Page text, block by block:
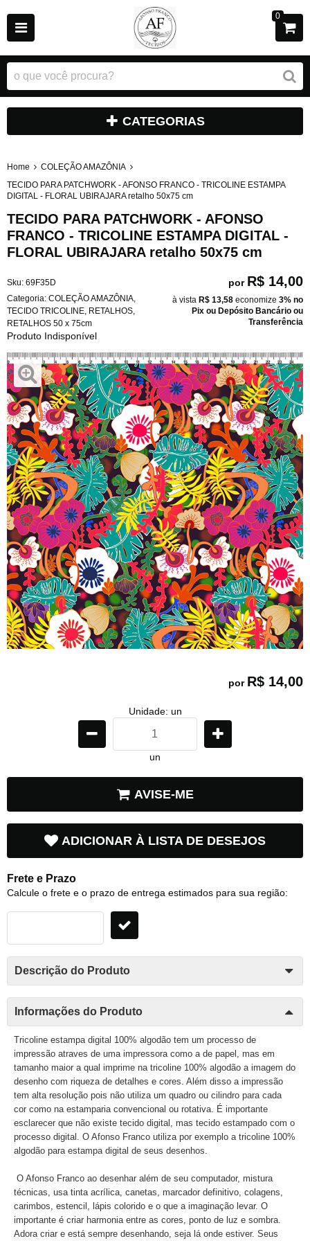
0
CATEGORIAS
Home
COLEÇÃO AMAZÔNIA
TECIDO PARA PATCHWORK - AFONSO FRANCO - TRICOLINE ESTAMPA
DIGITAL - FLORAL UBIRAJARA retalho 50x75 cm
TECIDO PARA PATCHWORK - AFONSO
FRANCO - TRICOLINE ESTAMPA DIGITAL -
FLORAL UBIRAJARA retalho 50x75 cm
Sku: 69F35D
Categoria: COLEÇÃO AMAZÔNIA
TECIDO TRICOLINE RETALHOS
RETALHOS 50 x 75cm
Produto Indisponível
por R$ 14,00
à vista R$ 13,58 economize 3% no
Pix ou Depósito Bancário ou
Transferência
por R$ 14,00
Unidade: un
un
AVISE-ME
ADICIONAR À LISTA DE DESEJOS
Frete e Prazo
Calcule o frete e o prazo de entrega estimados para sua região:
Descrição do Produto
Informações do Produto
Tricoline estampa digital 100% algodão tem um processo de
impressão atraves de uma impressora como a de papel, mas em
tamanho maior a qual imprime na tricoline 100% algodão a imagem do
desenho com riqueza de detalhes e cores. Além disso a impressão
tem alta resolução pois não utiliza um quadro ou cilindro para cada
cor como na estamparia convencional ou rotativa. É importante
esclarecer que não existe tecido digital, mas tecido estampado com o
processo digital. O Afonso Franco utiliza por exemplo a tricoline 100%
algodão para estampa digital de seus desenhos.
O Afonso Franco ao desenhar além de seu computador, mistura
técnicas, usa tinta acrílica, canetas, marcador definitivo, colagens,
carimbos, estencil, lápis colorido e o que a imaginação levar. O
importante é criar harmonia entre as cores, ponto de luz e sombra.
Adora criar e está sempre desenhando, seja lá onde estiver. Seus